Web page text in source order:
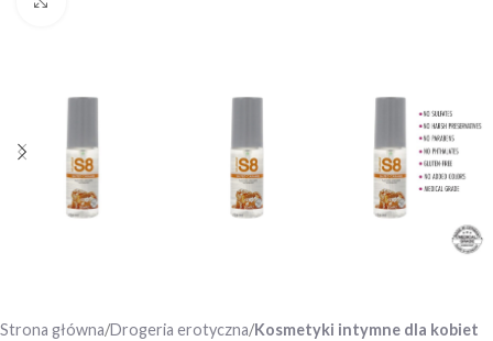
Strona główna Drogeria erotyczna Kosmetyki intymne dla kobiet